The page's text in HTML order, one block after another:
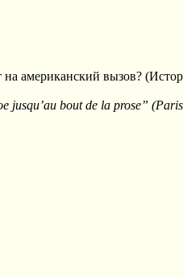
вызов?
jusqu’au bout de la prose”